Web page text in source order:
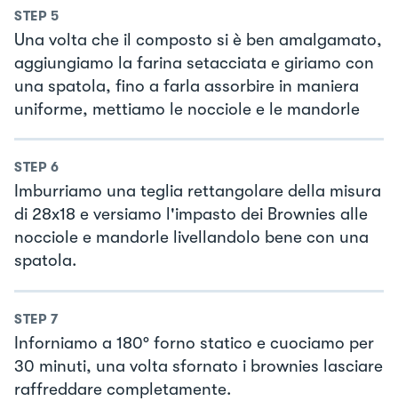
STEP 5
Una volta che il composto si è ben amalgamato,
aggiungiamo la farina setacciata e giriamo con
una spatola, fino a farla assorbire in maniera
uniforme, mettiamo le nocciole e le mandorle
STEP 6
Imburriamo una teglia rettangolare della misura
di 28x18 e versiamo l'impasto dei Brownies alle
nocciole e mandorle livellandolo bene con una
spatola.
STEP 7
Inforniamo a 180° forno statico e cuociamo per
30 minuti, una volta sfornato i brownies lasciare
raffreddare completamente.